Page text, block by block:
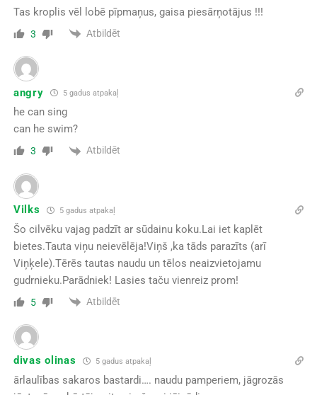
Tas kroplis vēl lobē pīpmaņus, gaisa piesārņotājus !!!
3 Atbildēt
angry 5 gadus atpakaļ
he can sing
can he swim?
3 Atbildēt
Vilks 5 gadus atpakaļ
Šo cilvēku vajag padzīt ar sūdainu koku.Lai iet kaplēt
bietes.Tauta viņu neievēlēja!Viņš ,ka tāds parazīts (arī
Viņķele).Tērēs tautas naudu un tēlos neaizvietojamu
gudrnieku.Parādniek! Lasies taču vienreiz prom!
5 Atbildēt
divas olinas 5 gadus atpakaļ
ārlaulības sakaros bastardi…. naudu pamperiem, jāgrozās